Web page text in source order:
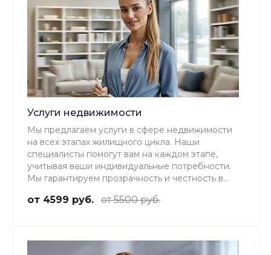
Услуги недвижимости
Мы предлагаем услуги в сфере недвижимости
на всех этапах жилищного цикла. Наши
специалисты помогут вам на каждом этапе,
учитывая ваши индивидуальные потребности.
Мы гарантируем прозрачность и честность в
клиентов.
от 4599 руб. от 5500 руб.